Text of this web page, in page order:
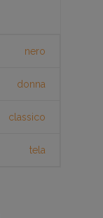
nero
donna
classico
tela